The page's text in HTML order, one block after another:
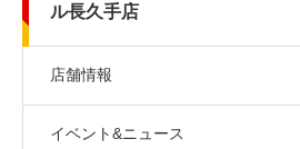
ル長久手店
店舗情報
イベント&ニュース